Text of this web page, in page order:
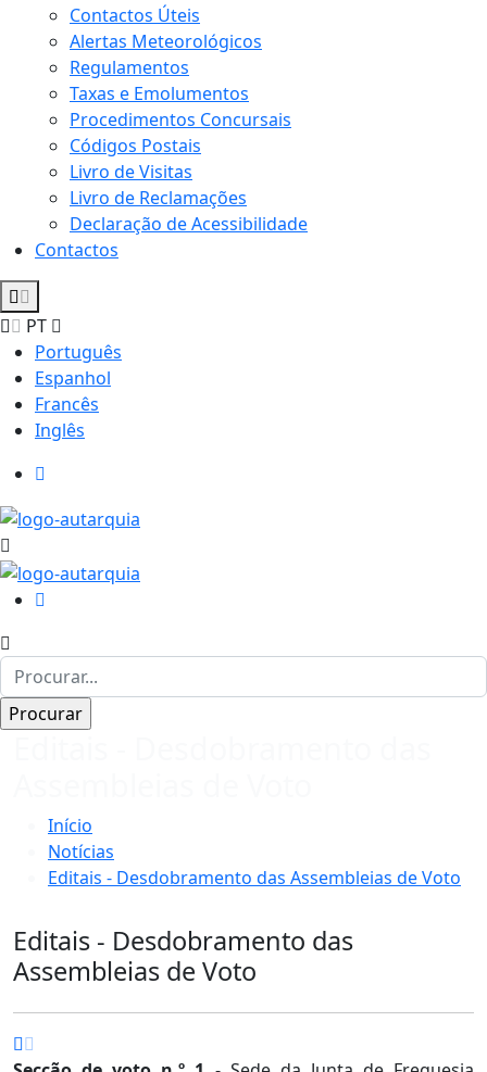
Contactos Úteis
Alertas Meteorológicos
Regulamentos
Taxas e Emolumentos
Procedimentos Concursais
Códigos Postais
Livro de Visitas
Livro de Reclamações
Declaração de Acessibilidade
Contactos
PT
Português
Espanhol
Francês
Inglês
Início
Notícias
Editais - Desdobramento das Assembleias de Voto
Editais - Desdobramento das
Assembleias de Voto